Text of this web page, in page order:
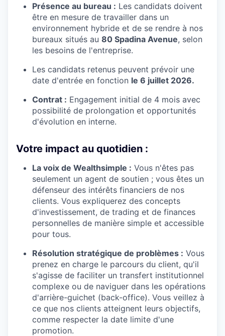
Présence au bureau : Les candidats doivent
être en mesure de travailler dans un
environnement hybride et de se rendre à nos
bureaux situés au 80 Spadina Avenue, selon
les besoins de l'entreprise.
Les candidats retenus peuvent prévoir une
date d'entrée en fonction le 6 juillet 2026.
Contrat : Engagement initial de 4 mois avec
possibilité de prolongation et opportunités
d'évolution en interne.
Votre impact au quotidien :
La voix de Wealthsimple : Vous n'êtes pas
seulement un agent de soutien ; vous êtes un
défenseur des intérêts financiers de nos
clients. Vous expliquerez des concepts
d'investissement, de trading et de finances
personnelles de manière simple et accessible
pour tous.
Résolution stratégique de problèmes : Vous
prenez en charge le parcours du client, qu'il
s'agisse de faciliter un transfert institutionnel
complexe ou de naviguer dans les opérations
d'arrière-guichet (back-office). Vous veillez à
ce que nos clients atteignent leurs objectifs,
comme respecter la date limite d'une
promotion.